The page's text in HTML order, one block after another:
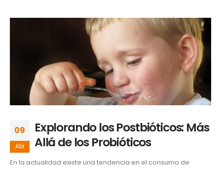
09
Abr
Explorando los Postbióticos: Más
Allá de los Probióticos
En la actualidad existe una tendencia en el consumo de